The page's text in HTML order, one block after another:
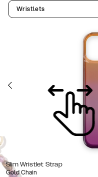
Wristlets
Slim Wristlet Strap
Gold Chain